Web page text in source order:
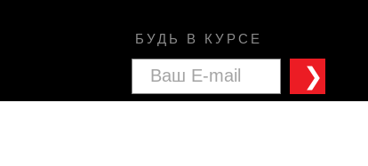
❯
БУДЬ В КУРСЕ